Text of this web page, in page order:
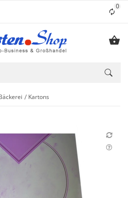
0
Kartons